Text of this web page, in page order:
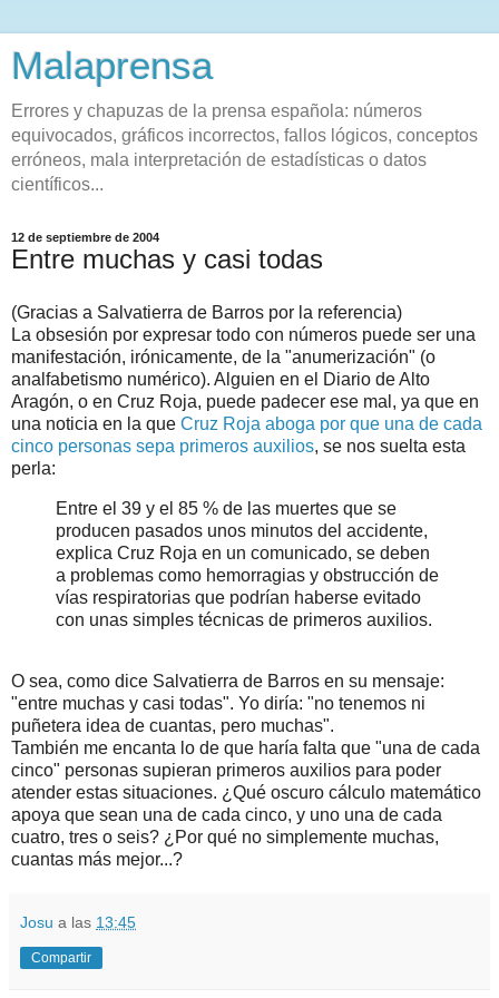
Malaprensa
Errores y chapuzas de la prensa española: números
equivocados, gráficos incorrectos, fallos lógicos, conceptos
erróneos, mala interpretación de estadísticas o datos
científicos...
12 de septiembre de 2004
Entre muchas y casi todas
(Gracias a Salvatierra de Barros por la referencia)
La obsesión por expresar todo con números puede ser una
manifestación, irónicamente, de la "anumerización" (o
analfabetismo numérico). Alguien en el Diario de Alto
Aragón, o en Cruz Roja, puede padecer ese mal, ya que en
una noticia en la que Cruz Roja aboga por que una de cada
cinco personas sepa primeros auxilios, se nos suelta esta
perla:
Entre el 39 y el 85 % de las muertes que se
producen pasados unos minutos del accidente,
explica Cruz Roja en un comunicado, se deben
a problemas como hemorragias y obstrucción de
vías respiratorias que podrían haberse evitado
con unas simples técnicas de primeros auxilios.
O sea, como dice Salvatierra de Barros en su mensaje:
"entre muchas y casi todas". Yo diría: "no tenemos ni
puñetera idea de cuantas, pero muchas".
También me encanta lo de que haría falta que "una de cada
cinco" personas supieran primeros auxilios para poder
atender estas situaciones. ¿Qué oscuro cálculo matemático
apoya que sean una de cada cinco, y uno una de cada
cuatro, tres o seis? ¿Por qué no simplemente muchas,
cuantas más mejor...?
Josu a las 13:45
Compartir